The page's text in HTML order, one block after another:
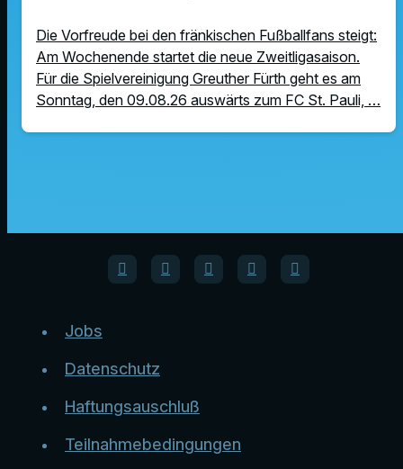
Die Vorfreude bei den fränkischen Fußballfans steigt:
Am Wochenende startet die neue Zweitligasaison.
Für die Spielvereinigung Greuther Fürth geht es am
Sonntag, den 09.08.26 auswärts zum FC St. Pauli, …
Jobs
Datenschutz
Haftungsauschluß
Teilnahmebedingungen